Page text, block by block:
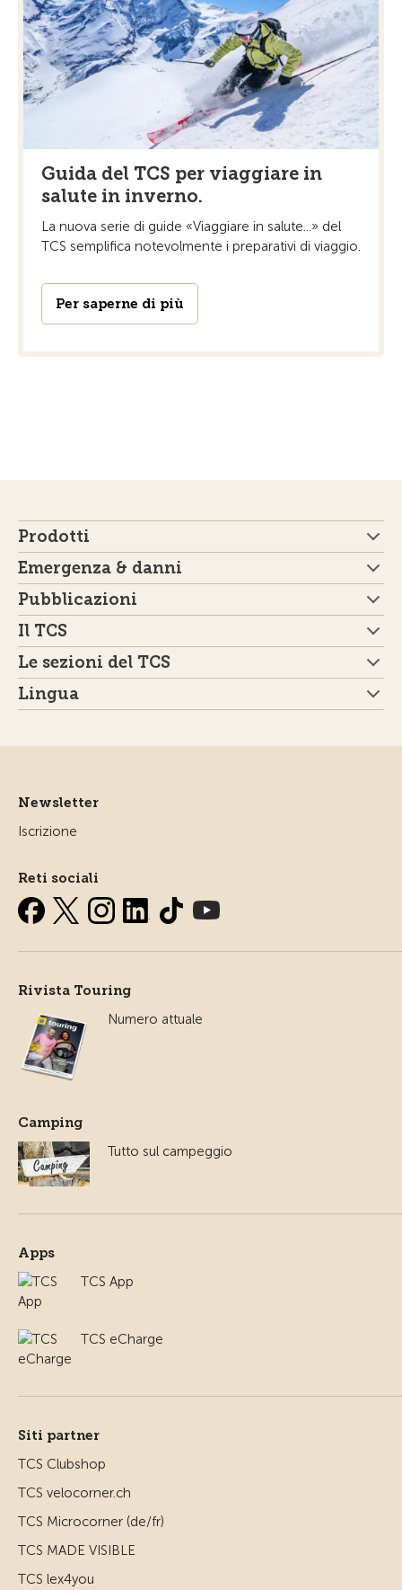
Guida del TCS per viaggiare in
salute in inverno.
La nuova serie di guide «Viaggiare in salute...» del
TCS semplifica notevolmente i preparativi di viaggio.
Per saperne di più
Prodotti
Emergenza & danni
Pubblicazioni
Il TCS
Le sezioni del TCS
Lingua
Newsletter
Iscrizione
Reti sociali
Rivista Touring
Numero attuale
Camping
Tutto sul campeggio
Apps
TCS App
TCS eCharge
Siti partner
TCS Clubshop
TCS velocorner.ch
TCS Microcorner (de/fr)
TCS MADE VISIBLE
TCS lex4you